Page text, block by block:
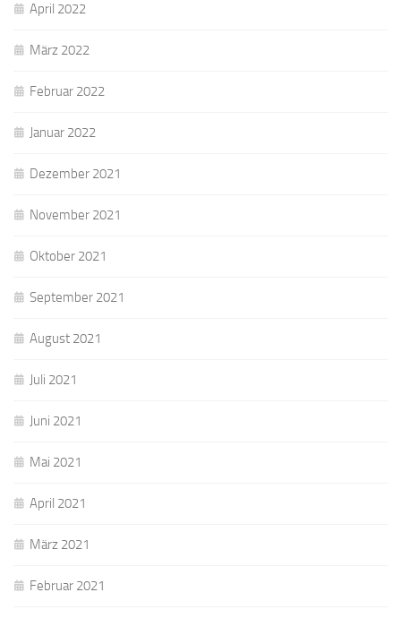
April 2022
März 2022
Februar 2022
Januar 2022
Dezember 2021
November 2021
Oktober 2021
September 2021
August 2021
Juli 2021
Juni 2021
Mai 2021
April 2021
März 2021
Februar 2021